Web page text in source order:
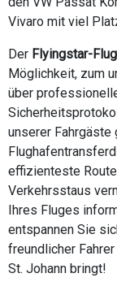
Vivaro mit viel
Der Flyingstar-
Möglichkeit, zum
über
unserer Fahrgäste
effizienteste
Verkehrsstaus
Ihres Fluges
entspannen Sie
freundlicher
St. Johann bringt!